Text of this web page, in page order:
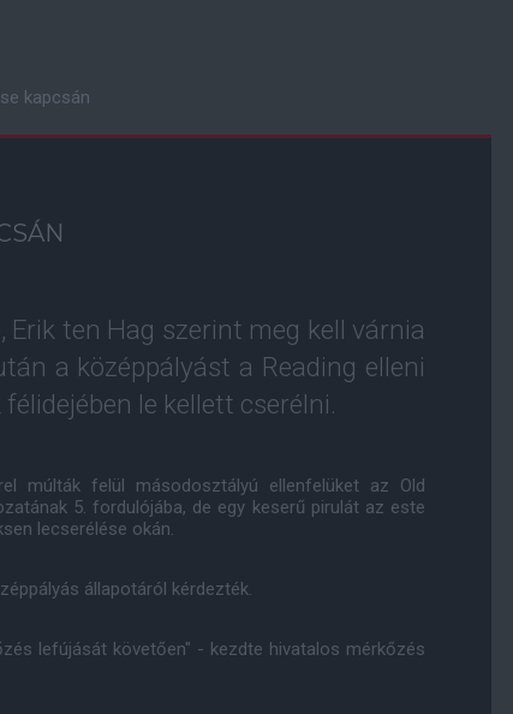
kapcsán
ten Hag szerint meg kell várnia
a középpályást a Reading elleni
le kellett cserélni.
múlták felül másodosztályú ellenfelüket az Old
5. fordulójába, de egy keserű pirulát az este
lecserélése okán.
állapotáról kérdezték.
lefújását követően" - kezdte hivatalos mérkőzés